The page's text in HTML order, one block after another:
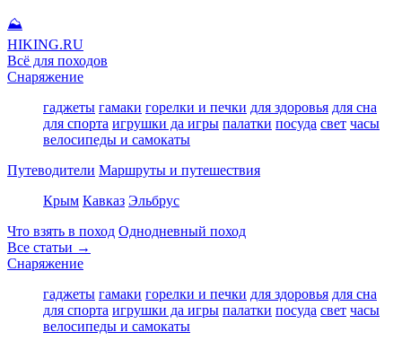
⛰
HIKING.RU
Всё для походов
Снаряжение
гаджеты гамаки горелки и печки для здоровья для сна
для спорта игрушки да игры палатки посуда свет часы
велосипеды и самокаты
Путеводители Маршруты и путешествия
Крым Кавказ Эльбрус
Что взять в поход Однодневный поход
Все статьи →
Снаряжение
гаджеты гамаки горелки и печки для здоровья для сна
для спорта игрушки да игры палатки посуда свет часы
велосипеды и самокаты